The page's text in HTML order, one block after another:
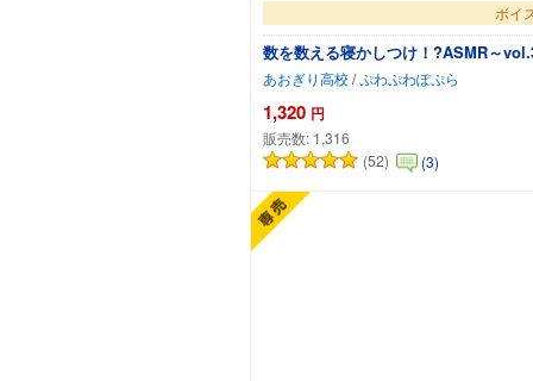
ボイ
数を数える寝かしつけ！?ASMR～
あおぎり高校/ぷわぷわぽぷら
1,320 円
販売数: 1,316
(52)
(3)